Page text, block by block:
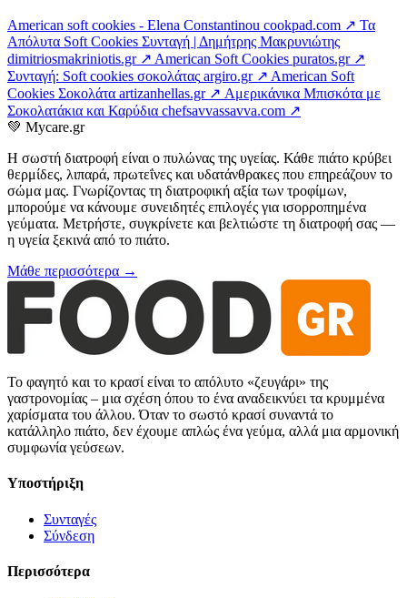
American soft cookies - Elena Constantinou cookpad.com ↗ Τα
Απόλυτα Soft Cookies Συνταγή | Δημήτρης Μακρυνιώτης
dimitriosmakriniotis.gr ↗ American Soft Cookies puratos.gr ↗
Συνταγή: Soft cookies σοκολάτας argiro.gr ↗ American Soft
Cookies Σοκολάτα artizanhellas.gr ↗ Αμερικάνικα Μπισκότα με
Σοκολατάκια και Καρύδια chefsavvassavva.com ↗
💚 Mycare.gr
Η σωστή διατροφή είναι ο πυλώνας της υγείας. Κάθε πιάτο κρύβει
θερμίδες, λιπαρά, πρωτεΐνες και υδατάνθρακες που επηρεάζουν το
σώμα μας. Γνωρίζοντας τη διατροφική αξία των τροφίμων,
μπορούμε να κάνουμε συνειδητές επιλογές για ισορροπημένα
γεύματα. Μετρήστε, συγκρίνετε και βελτιώστε τη διατροφή σας —
η υγεία ξεκινά από το πιάτο.
Μάθε περισσότερα →
Το φαγητό και το κρασί είναι το απόλυτο «ζευγάρι» της
γαστρονομίας – μια σχέση όπου το ένα αναδεικνύει τα κρυμμένα
χαρίσματα του άλλου. Όταν το σωστό κρασί συναντά το
κατάλληλο πιάτο, δεν έχουμε απλώς ένα γεύμα, αλλά μια αρμονική
συμφωνία γεύσεων.
Υποστήριξη
Συνταγές
Σύνδεση
Περισσότερα